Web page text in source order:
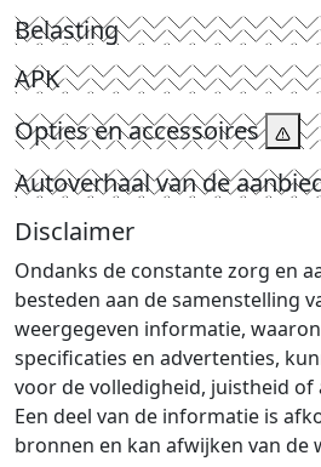
Belasting
APK
Opties en accessoires
Autoverhaal van de
Disclaimer
Ondanks de constante zorg en
besteden aan de samenstelling
weergegeven informatie,
specificaties en advertenties,
voor de volledigheid, juistheid of
Een deel van de informatie is
bronnen en kan afwijken van de